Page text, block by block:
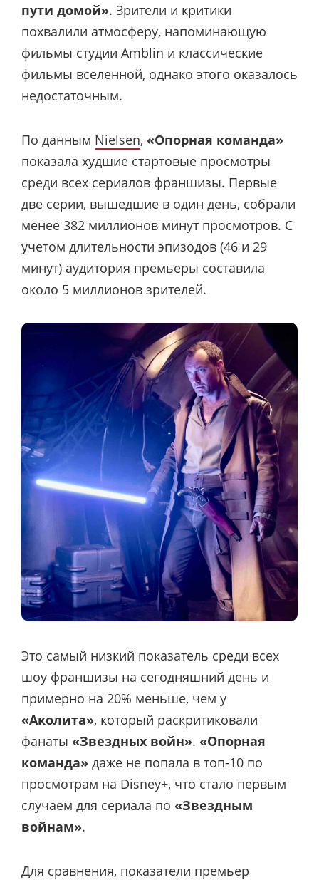
пути домой». Зрители и критики
похвалили атмосферу, напоминающую
фильмы студии Amblin и классические
фильмы вселенной, однако этого оказалось
недостаточным.
По данным Nielsen, «Опорная команда»
показала худшие стартовые просмотры
среди всех сериалов франшизы. Первые
две серии, вышедшие в один день, собрали
менее 382 миллионов минут просмотров. С
учетом длительности эпизодов (46 и 29
минут) аудитория премьеры составила
около 5 миллионов зрителей.
Это самый низкий показатель среди всех
шоу франшизы на сегодняшний день и
примерно на 20% меньше, чем у
«Аколита», который раскритиковали
фанаты «Звездных войн». «Опорная
команда» даже не попала в топ-10 по
просмотрам на Disney+, что стало первым
случаем для сериала по «Звездным
войнам».
Для сравнения, показатели премьер